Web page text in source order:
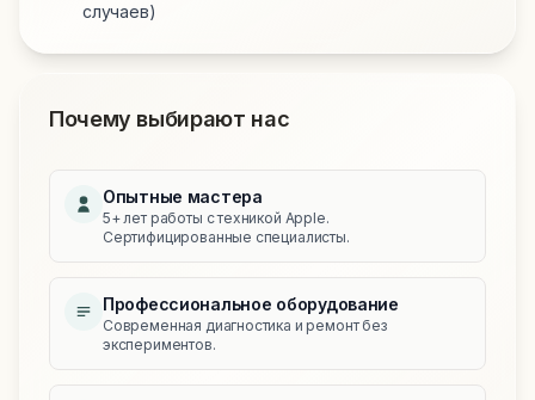
случаев)
Почему выбирают нас
Опытные мастера
5+ лет работы с техникой Apple.
Сертифицированные специалисты.
Профессиональное оборудование
Современная диагностика и ремонт без
экспериментов.